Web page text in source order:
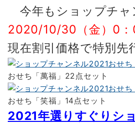
今年もショップチャ
2020/10/30（金）0
現在割引価格で特別先
おせち「萬福」22点セット
おせち「笑福」14点セット
2021年選りすぐりシ